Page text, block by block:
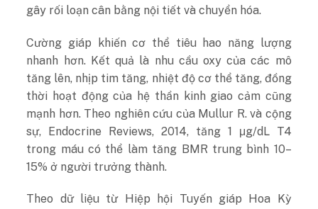
gây rối loạncân bằng nội tiết và chuyển hóa.
Cường giáp khiến cơ thể tiêu hao năng lượng
nhanh hơn. Kết quả là nhu cầu oxy của các mô
tăng lên, nhịp tim tăng, nhiệt độ cơ thể tăng, đồng
thời hoạt động của hệ thần kinh giao cảm cũng
mạnh hơn. Theo nghiên cứu của Mullur R. và cộng
sự, Endocrine Reviews, 2014, tăng 1 μg/dL T4
trong máu có thể làm tăng BMR trung bình 10–
15% ở người trưởng thành.
Theo dữ liệu từ Hiệp hội Tuyến giáp Hoa Kỳ